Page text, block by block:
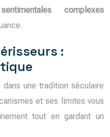
complexes
:
une tradition séculaire
et ses limites vous
tout en gardant un